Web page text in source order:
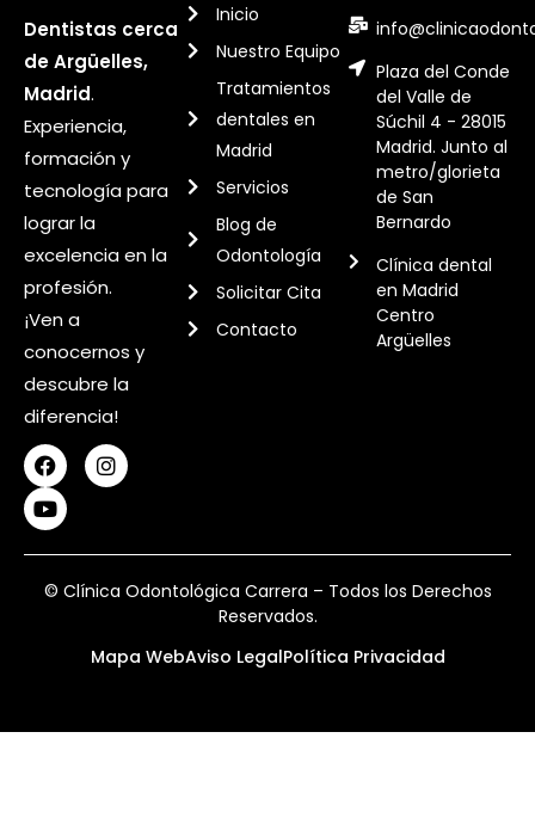
Dentistas cerca
de Argüelles,
Madrid.
Experiencia,
formación y
tecnología para
lograr la
excelencia en la
profesión.
¡Ven a
conocernos y
descubre la
diferencia!
Inicio
Nuestro Equipo
Tratamientos
dentales en
Madrid
Servicios
Blog de
Odontología
Solicitar Cita
Contacto
Plaza del Conde
del Valle de
Súchil 4 - 28015
Madrid. Junto al
metro/glorieta
de San
Bernardo
Clínica dental
en Madrid
Centro
Argüelles
© Clínica Odontológica Carrera – Todos los Derechos
Reservados.
Mapa WebAviso LegalPolítica Privacidad